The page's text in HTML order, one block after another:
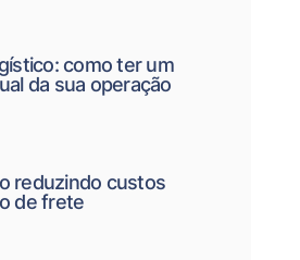
como ter um
da sua operação
reduzindo custos
de frete